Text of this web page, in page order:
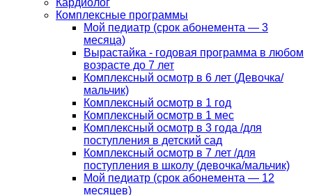
Кардиолог
Комплексные программы
Мой педиатр (срок абонемента — 3
месяца)
Вырастайка - годовая программа в любом
возрасте до 7 лет
Комплексный осмотр в 6 лет (Девочка/
мальчик)
Комплексный осмотр в 1 год
Комплексный осмотр в 1 мес
Комплексный осмотр в 3 года /для
поступления в детский сад
Комплексный осмотр в 7 лет /для
поступления в школу (девочка/мальчик)
Мой педиатр (срок абонемента — 12
месяцев)